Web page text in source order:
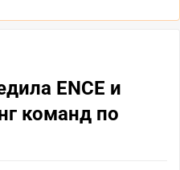
ENCE и
команд по